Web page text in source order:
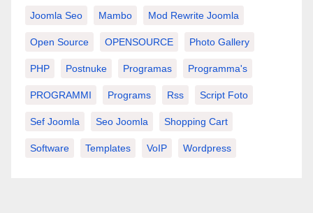
Joomla Seo Mambo Mod Rewrite Joomla
Open Source OPENSOURCE Photo Gallery
PHP Postnuke Programas Programma's
PROGRAMMI Programs Rss Script Foto
Sef Joomla Seo Joomla Shopping Cart
Software Templates VoIP Wordpress